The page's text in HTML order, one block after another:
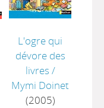
L'ogre qui
dévore des
livres /
Mymi Doinet
(2005)